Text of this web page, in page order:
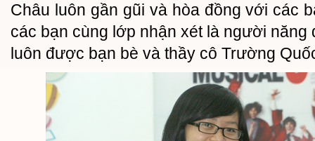
Châu luôn gần gũi và hòa đồng với các
các bạn cùng lớp nhận xét là người năng
luôn được bạn bè và thầy cô Trường